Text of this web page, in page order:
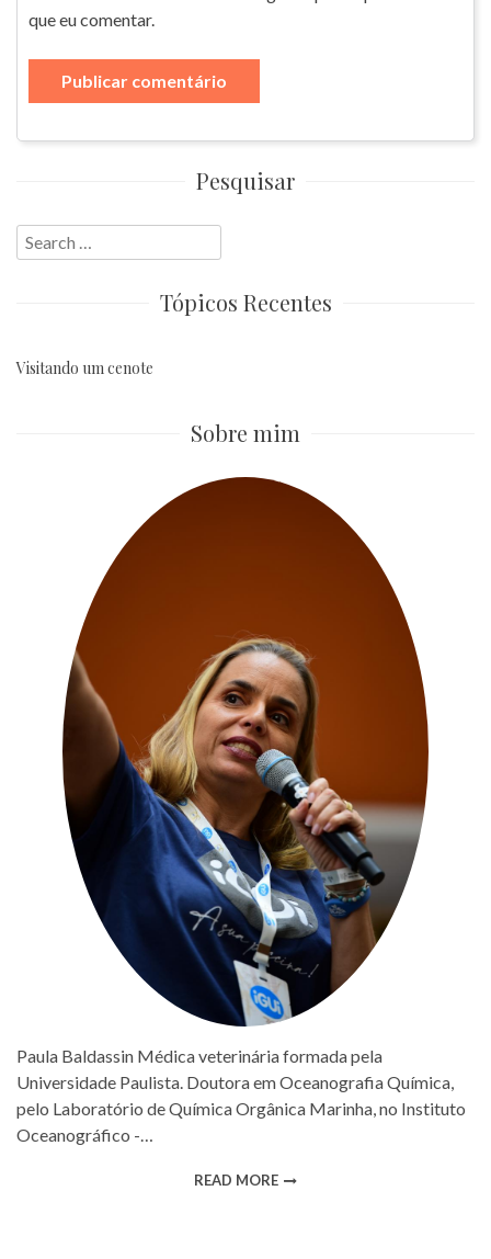
que eu comentar.
Pesquisar
Search
for:
Tópicos Recentes
Visitando um cenote
Sobre mim
Paula Baldassin Médica veterinária formada pela
Universidade Paulista. Doutora em Oceanografia Química,
pelo Laboratório de Química Orgânica Marinha, no Instituto
Oceanográfico -…
READ MORE